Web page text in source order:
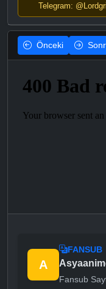
Telegram:
Önceki
A
FANSUB
Fansub